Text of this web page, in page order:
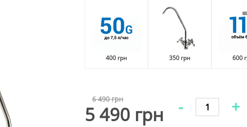
400 грн 350 грн 600
6 490 грн
5 490 грн - +